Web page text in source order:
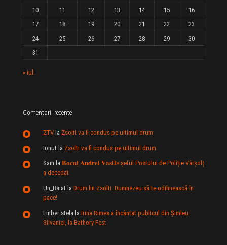
10
11 12 13 14 15
16
17
18 19 20 21 22
23
24
25 26 27 28 29
30
31
« iul.
Comentarii recente
ZTV la Zsolti va fi condus pe ultimul drum
Ionut la Zsolti va fi condus pe ultimul drum
Sam la 𝐁𝐨𝐜𝐮ț 𝐀𝐧𝐝𝐫𝐞𝐢 𝐕𝐚𝐬𝐢𝐥e şeful Postului de Poliție Vârșolț
a decedat
Un_Baiat la Drum lin Zsolti. Dumnezeu sã te odihneascã în
pace!
Ember stela la Irina Rimes a încântat publicul din Şimleu
Silvaniei, la Bathory Fest